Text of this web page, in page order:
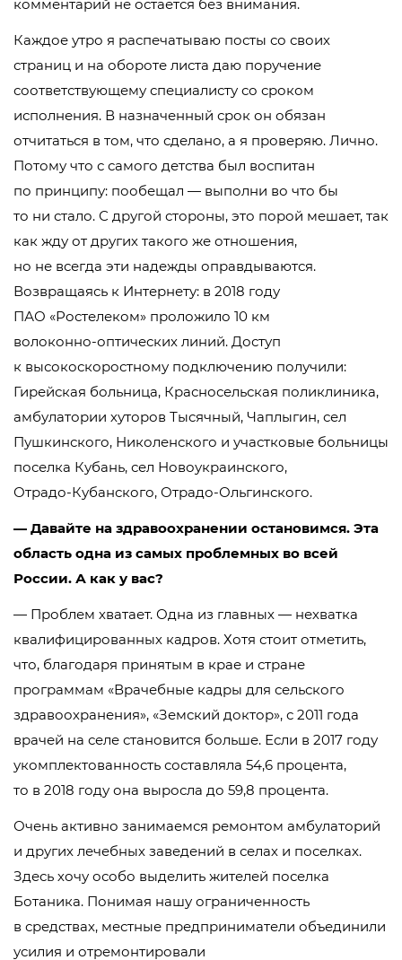
комментарий не остается без внимания.
Каждое утро я распечатываю посты со своих
страниц и на обороте листа даю поручение
соответствующему специалисту со сроком
исполнения. В назначенный срок он обязан
отчитаться в том, что сделано, а я проверяю. Лично.
Потому что с самого детства был воспитан
по принципу: пообещал — выполни во что бы
то ни стало. С другой стороны, это порой мешает, так
как жду от других такого же отношения,
но не всегда эти надежды оправдываются.
Возвращаясь к Интернету: в 2018 году
ПАО «Ростелеком» проложило 10 км
волоконно-оптических линий. Доступ
к высокоскоростному подключению получили:
Гирейская больница, Красносельская поликлиника,
амбулатории хуторов Тысячный, Чаплыгин, сел
Пушкинского, Николенского и участковые больницы
поселка Кубань, сел Новоукраинского,
Отрадо-Кубанского, Отрадо-Ольгинского.
— Давайте на здравоохранении остановимся. Эта
область одна из самых проблемных во всей
России. А как у вас?
— Проблем хватает. Одна из главных — нехватка
квалифицированных кадров. Хотя стоит отметить,
что, благодаря принятым в крае и стране
программам «Врачебные кадры для сельского
здравоохранения», «Земский доктор», с 2011 года
врачей на селе становится больше. Если в 2017 году
укомплектованность составляла 54,6 процента,
то в 2018 году она выросла до 59,8 процента.
Очень активно занимаемся ремонтом амбулаторий
и других лечебных заведений в селах и поселках.
Здесь хочу особо выделить жителей поселка
Ботаника. Понимая нашу ограниченность
в средствах, местные предприниматели объединили
усилия и отремонтировали